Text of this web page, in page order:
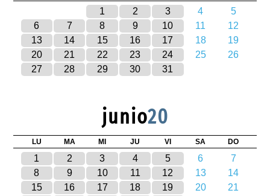
1 2 3 4
5
6
7 8 9 10 11
12
13
14 15 16 17 18
19
20
21 22 23 24 25
26
27
28 29 30 31
junio20
LU MA MI JU VI SA DO
1 2 3 4 5 6
7
8
9 10 11 12 13
14
15
16 17 18 19 20
21